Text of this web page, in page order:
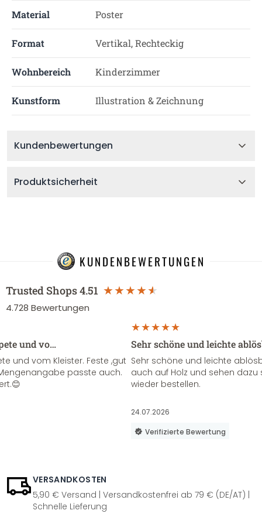
Material Poster
Format Vertikal, Rechteckig
Wohnbereich Kinderzimmer
Kunstform Illustration & Zeichnung
Kundenbewertungen
Produktsicherheit
KUNDENBEWERTUNGEN
Trusted Shops4.51
4.728 Bewertungen
und vo…
und vom Kleister. Feste ,gut
passte auch.
Sehr schöne und leichte
Sehr schöne und leichte
auch auf Holz und sehen
wieder bestellen.
24.07.2026
Verifizierte Bewertung
VERSANDKOSTEN
5,90 € Versand | Versandkostenfrei ab 79 € (DE/AT) |
Schnelle Lieferung